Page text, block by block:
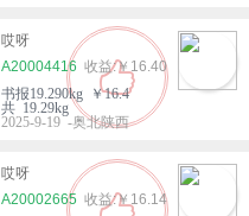
哎呀
A20004416
￥16.40
书报19.290kg ￥16.4
共 19.29kg
2025-9-19 -奥北陕西
哎呀
A20002665
￥16.14